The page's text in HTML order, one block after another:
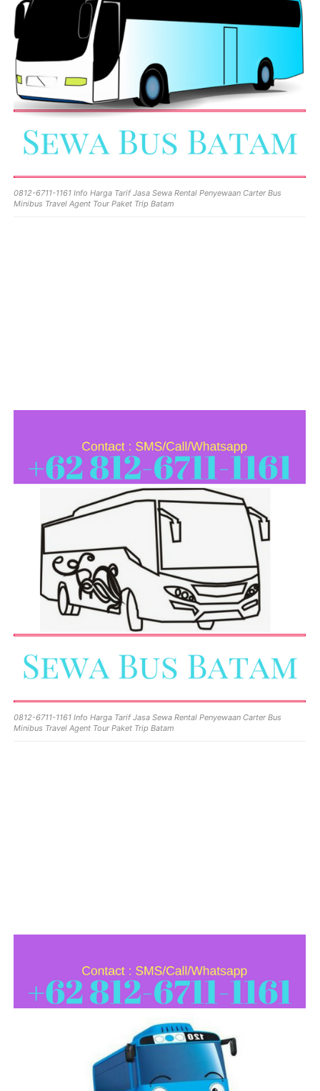
0812-6711-1161 Info Harga Tarif Jasa Sewa Rental Penyewaan Carter Bus
Minibus Travel Agent Tour Paket Trip Batam
0812-6711-1161 Info Harga Tarif Jasa Sewa Rental Penyewaan Carter Bus
Minibus Travel Agent Tour Paket Trip Batam